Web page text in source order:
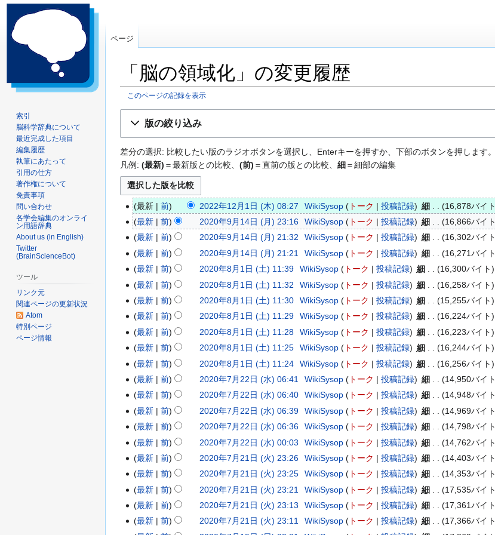
「脳の領域化」の変更履歴
このページの記録を表示
ー
シ
ョ
ン
に
移
動
移
動
版の絞り込み
差分の選択: 比較したい版のラジオボタンを選択し、Enterキーを押すか、下部のボタンを押します。
凡例: (最新) ＝最新版との比較、 (前) ＝直前の版との比較、 細＝細部の編集
年
月
日
木
最新 前 2022年12月1日 (木) 08:27 WikiSysop トーク 投稿記録 細 16,878バイト
年
月
日
月
最新 前 2020年9月14日 (月) 23:16 WikiSysop トーク 投稿記録 細 16,866バイト
編
の
要
約
な
し
最新 前 2020年9月14日 (月) 21:32 WikiSysop トーク 投稿記録 細 16,302バイト
最新
前 2020年9月14日 (月) 21:21 WikiSysop トーク 投稿記録 細 16,271バイト
編
の
要
約
な
し
年
月
日
土
最新 前 2020年8月1日 (土) 11:39 WikiSysop トーク 投稿記録 細 16,300バイト
最新
前 2020年8月1日 (土) 11:32 WikiSysop トーク 投稿記録 細 16,258バイト
最新
前 2020年8月1日 (土) 11:30 WikiSysop トーク 投稿記録 細 15,255バイト
編
の
要
約
な
し
最新 前 2020年8月1日 (土) 11:29 WikiSysop トーク 投稿記録 細 16,224バイト
編
集
の
要
約
な
し
最新 前 2020年8月1日 (土) 11:28 WikiSysop トーク 投稿記録 細 16,223バイト
最新
前 2020年8月1日 (土) 11:25 WikiSysop トーク 投稿記録 細 16,244バイト
最新
前 2020年8月1日 (土) 11:24 WikiSysop トーク 投稿記録 細 16,256バイト
編
集
の
要
約
な
し
年
月
日
最新 前 2020年7月22日 (水) 06:41 WikiSysop トーク 投稿記録 細 14,950バイト
編
の
要
約
な
し
最新 前 2020年7月22日 (水) 06:40 WikiSysop トーク 投稿記録 細 14,948バイト
編
集
の
要
約
な
し
最新 前 2020年7月22日 (水) 06:39 WikiSysop トーク 投稿記録 細 14,969バイト
編
の
要
約
な
し
最新 前 2020年7月22日 (水) 06:36 WikiSysop トーク 投稿記録 細 14,798バイト
最新
前 2020年7月22日 (水) 00:03 WikiSysop トーク 投稿記録 細 14,762バイト
編
集
の
要
約
な
年
最新 前 2020年7月21日 (火) 23:26 WikiSysop トーク 投稿記録 細 14,403バイト
最新
前 2020年7月21日 (火) 23:25 WikiSysop トーク 投稿記録 細 14,353バイト
最新
前 2020年7月21日 (火) 23:21 WikiSysop トーク 投稿記録 細 17,535バイト
最新
前 2020年7月21日 (火) 23:13 WikiSysop トーク 投稿記録 細 17,361バイト
最新
前 2020年7月21日 (火) 23:11 WikiSysop トーク 投稿記録 細 17,366バイト
ページ
索引
脳科学辞典について
最近完成した項目
編集履歴
執筆にあたって
引用の仕方
著作権について
免責事項
問い合わせ
各学会編集のオンライ
ン用語辞典
About us (in English)
Twitter
(BrainScienceBot)
ツール
リンク元
関連ページの更新状況
Atom
特別ページ
ページ情報